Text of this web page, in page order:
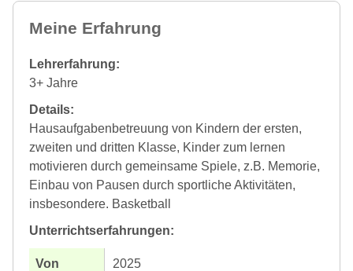
Meine Erfahrung
Lehrerfahrung:
3+ Jahre
Details:
Hausaufgabenbetreuung von Kindern der ersten,
zweiten und dritten Klasse, Kinder zum lernen
motivieren durch gemeinsame Spiele, z.B. Memorie,
Einbau von Pausen durch sportliche Aktivitäten,
insbesondere. Basketball
Unterrichtserfahrungen:
2025